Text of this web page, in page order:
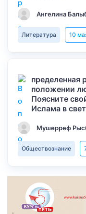
Ангелина
Литература 10
пределенная
положении
Поясните
Ислама в
Мушерреф
Обществознание